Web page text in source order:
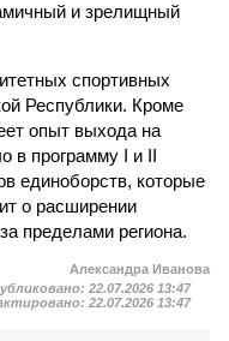
и зрелищный
спортивных
Республики. Кроме
опыт выхода на
в программу I и II
единоборств, которые
о расширении
пределами региона.
Александра Иванова
22.07.2026 13:47
22.07.2026 13:47